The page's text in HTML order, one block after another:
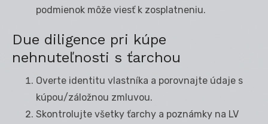
podmienok môže viesť k zosplatneniu.
Due diligence pri kúpe
nehnuteľnosti s ťarchou
Overte identitu vlastníka a porovnajte údaje s
kúpou/záložnou zmluvou.
Skontrolujte všetky ťarchy a poznámky na LV